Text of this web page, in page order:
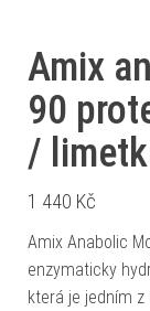
Amix
90
/
1 440 Kč
Amix Anabolic
enzymaticky
která je jedním